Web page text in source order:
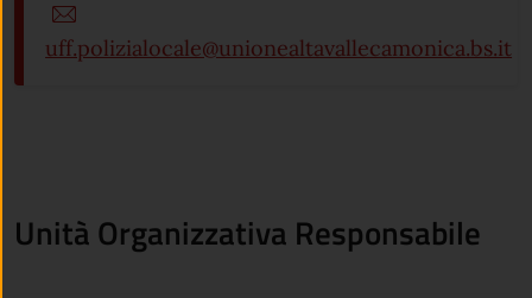
uff.polizialocale@unionealtavallecamonica.bs.it
Unità Organizzativa Responsabile